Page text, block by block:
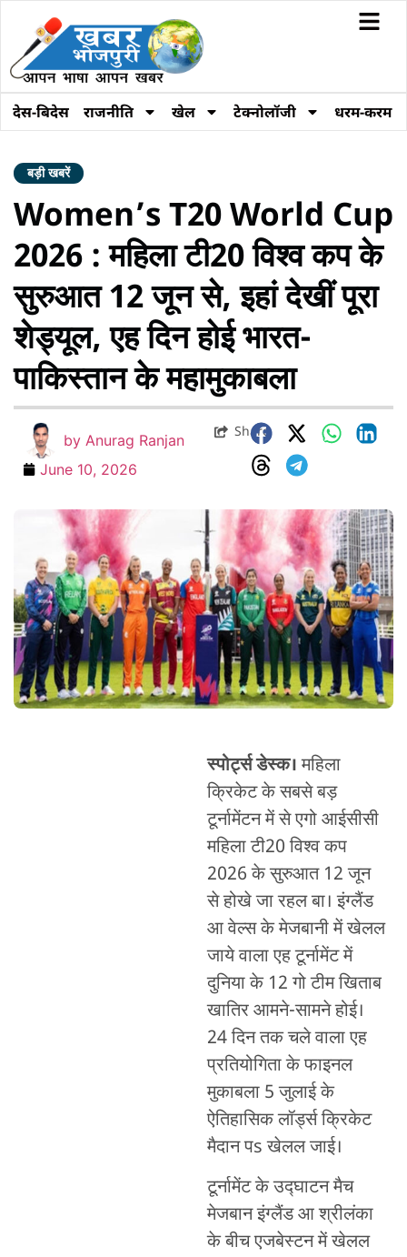
देस-बिदेस राजनीति खेल टेक्नोलॉजी धरम-करम
बड़ी खबरें
Women’s T20 World Cup
2026 : महिला टी20 विश्व कप के
सुरुआत 12 जून से, इहां देखीं पूरा
शेड्यूल, एह दिन होई भारत-
पाकिस्तान के महामुकाबला
by Anurag Ranjan
June 10, 2026
Share
स्पोर्ट्स डेस्क।महिला
क्रिकेट के सबसे बड़
टूर्नामेंटन में से एगो आईसीसी
महिला टी20 विश्व कप
2026 के सुरुआत 12 जून
से होखे जा रहल बा। इंग्लैंड
आ वेल्स के मेजबानी में खेलल
जाये वाला एह टूर्नामेंट में
दुनिया के 12 गो टीम खिताब
खातिर आमने-सामने होई।
24 दिन तक चले वाला एह
प्रतियोगिता के फाइनल
मुकाबला 5 जुलाई के
ऐतिहासिक लॉर्ड्स क्रिकेट
मैदान पs खेलल जाई।
टूर्नामेंट के उद्घाटन मैच
मेजबान इंग्लैंड आ श्रीलंका
के बीच एजबेस्टन में खेलल